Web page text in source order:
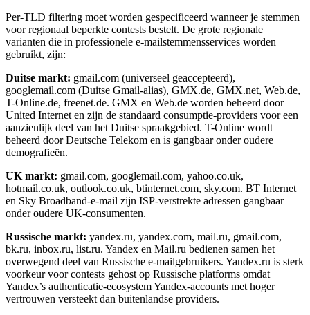
Per-TLD filtering moet worden gespecificeerd wanneer je stemmen
voor regionaal beperkte contests bestelt. De grote regionale
varianten die in professionele e-mailstemmensservices worden
gebruikt, zijn:
Duitse markt: gmail.com (universeel geaccepteerd),
googlemail.com (Duitse Gmail-alias), GMX.de, GMX.net, Web.de,
T-Online.de, freenet.de. GMX en Web.de worden beheerd door
United Internet en zijn de standaard consumptie-providers voor een
aanzienlijk deel van het Duitse spraakgebied. T-Online wordt
beheerd door Deutsche Telekom en is gangbaar onder oudere
demografieën.
UK markt: gmail.com, googlemail.com, yahoo.co.uk,
hotmail.co.uk, outlook.co.uk, btinternet.com, sky.com. BT Internet
en Sky Broadband-e-mail zijn ISP-verstrekte adressen gangbaar
onder oudere UK-consumenten.
Russische markt: yandex.ru, yandex.com, mail.ru, gmail.com,
bk.ru, inbox.ru, list.ru. Yandex en Mail.ru bedienen samen het
overwegend deel van Russische e-mailgebruikers. Yandex.ru is sterk
voorkeur voor contests gehost op Russische platforms omdat
Yandex’s authenticatie-ecosystem Yandex-accounts met hoger
vertrouwen versteekt dan buitenlandse providers.